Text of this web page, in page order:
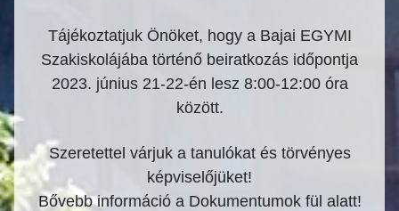
Tájékoztatjuk Önöket, hogy a Bajai EGYMI
Szakiskolájába történő beiratkozás időpontja
2023. június 21-22-én lesz 8:00-12:00 óra
között.
Szeretettel várjuk a tanulókat és törvényes
képviselőjüket!
Bővebb információ a Dokumentumok fül alatt!